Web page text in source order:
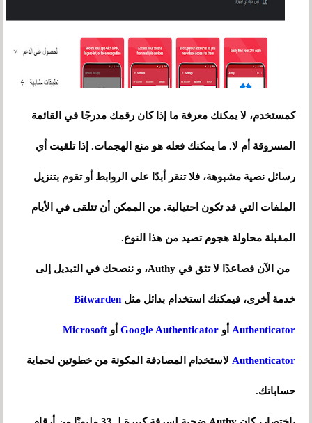
كمستخدم، لا يمكنك معرفة ما إذا كان رقمك مدرجًا في القائمة
المسروقة أم لا. ما يمكنك فعله هو منع الهجمات. إذا تلقيت أي
رسائل نصية مشبوهة، فلا تنقر أبدًا على الروابط أو تقوم بتنزيل
الملفات التي قد تكون احتيالية. من الممكن أن تتلقى في الأيام
المقبلة محاولة هجوم تصيد من هذا النوع.
من الآن فصاعدًا لا تثق في Authy، و ننصحك في التبديل إلى
خدمة أخرى، فيمكنك استخدام بدائل مثل Bitwarden
Authenticator أو Google Authenticator أوMicrosoft
Authenticator لاستخدام المصادقة المكونة من خطوتين لحماية
حساباتك.